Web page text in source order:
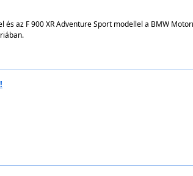
és az F 900 XR Adventure Sport modellel a BMW